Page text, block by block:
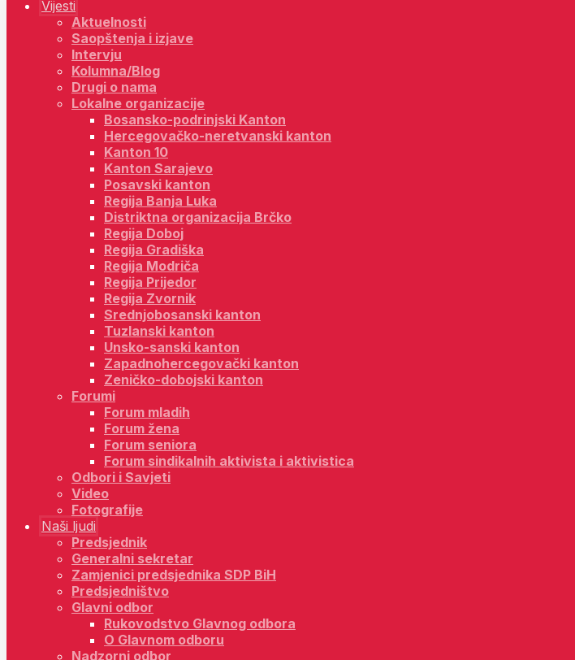
Vijesti
Aktuelnosti
Saopštenja i izjave
Intervju
Kolumna/Blog
Drugi o nama
Lokalne organizacije
Bosansko-podrinjski Kanton
Hercegovačko-neretvanski kanton
Kanton 10
Kanton Sarajevo
Posavski kanton
Regija Banja Luka
Distriktna organizacija Brčko
Regija Doboj
Regija Gradiška
Regija Modriča
Regija Prijedor
Regija Zvornik
Srednjobosanski kanton
Tuzlanski kanton
Unsko-sanski kanton
Zapadnohercegovački kanton
Zeničko-dobojski kanton
Forumi
Forum mladih
Forum žena
Forum seniora
Forum sindikalnih aktivista i aktivistica
Odbori i Savjeti
Video
Fotografije
Naši ljudi
Predsjednik
Generalni sekretar
Zamjenici predsjednika SDP BiH
Predsjedništvo
Glavni odbor
Rukovodstvo Glavnog odbora
O Glavnom odboru
Nadzorni odbor